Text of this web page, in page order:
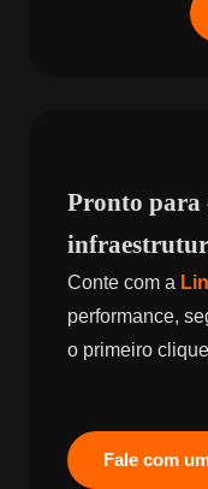
Pronto para
Conte com a
performance,
o primeiro
Fale com